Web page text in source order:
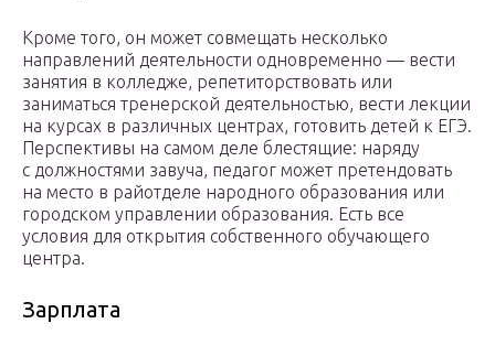
Кроме того, он может совмещать несколько
направлений деятельности одновременно — вести
занятия в колледже, репетиторствовать или
заниматься тренерской деятельностью, вести лекции
на курсах в различных центрах, готовить детей к ЕГЭ.
Перспективы на самом деле блестящие: наряду
с должностями завуча, педагог может претендовать
на место в райотделе народного образования или
городском управлении образования. Есть все
условия для открытия собственного обучающего
центра.
Зарплата